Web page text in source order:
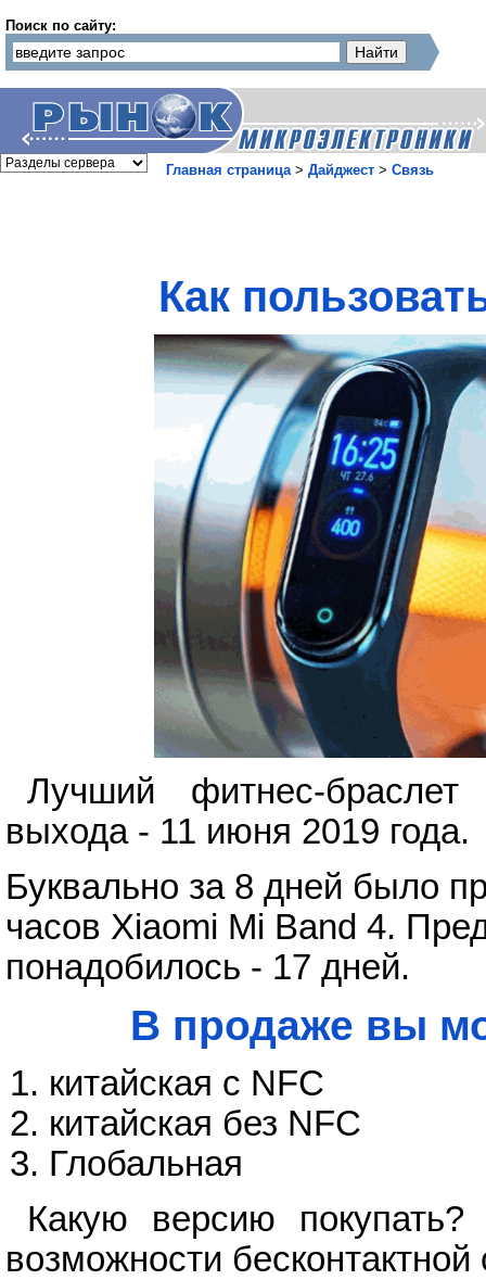
Поиск по сайту:
Главная страница> Дайджест > Связь
Как
Лучший фитнес-
выхода - 11 июня 2019 года.
Буквально за 8 дней было
часов Xiaomi Mi Band 4.
понадобилось - 17 дней.
В продаже вы
китайская с NFC
китайская без NFC
Глобальная
Какую версию
возможности